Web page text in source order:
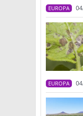
EUROPA
EUROPA